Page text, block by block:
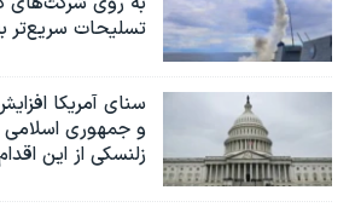
تسلیحات سریع‌تر
سنای آمریکا
و جمهوری اسلامی
زلنسکی از این